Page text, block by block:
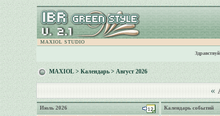
MAXIOL STUDIO
MAXIOL>Календарь> Август 2026
«
Июль 2026 Календарь событий